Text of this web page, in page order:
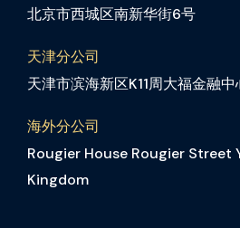
北京市西城区南新华街6号
天津分公司
天津市滨海新区K11周大福金融中
海外分公司
Rougier House Rougier Street
Kingdom